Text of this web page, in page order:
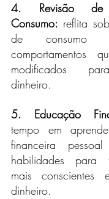
4. Revisão
Consumo: reflita
de consumo
comportamentos
modificados
dinheiro.
5. Educação
tempo em
financeira
habilidades para
mais
dinheiro.